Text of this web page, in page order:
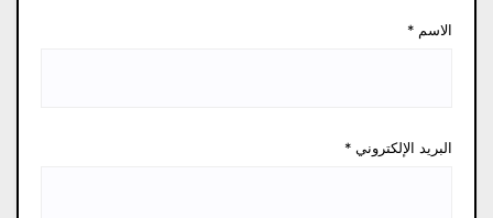
الاسم *
البريد الإلكتروني *